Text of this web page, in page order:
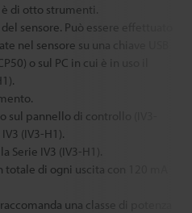
di otto strumenti.
sensore. Può essere effettuato
nel sensore su una chiave USB
o sul PC in cui è in uso il
sul pannello di controllo (IV3-
(IV3-H1).
Serie IV3 (IV3-H1).
di ogni uscita con 120 mA
una classe di potenza